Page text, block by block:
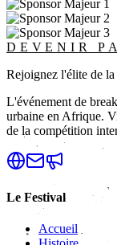
DEVENIR
Rejoignez l'élite de
L'événement de
urbaine en Afrique.
de la compétition
Le Festival
Accueil